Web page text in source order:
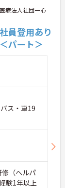
医療法人社団一心
員登用あり
パート＞
ス・車19
（ヘルパ
験1年以上